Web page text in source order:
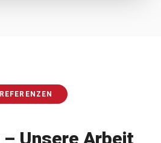
REFERENZEN
– Unsere Arbeit